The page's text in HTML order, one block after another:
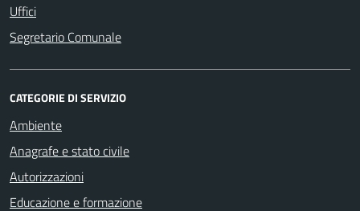
Uffici
Segretario Comunale
CATEGORIE DI SERVIZIO
Ambiente
Anagrafe e stato civile
Autorizzazioni
Educazione e formazione